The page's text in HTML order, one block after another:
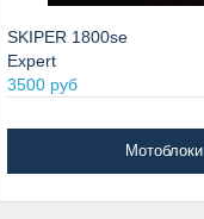
SKIPER 1800se
Expert
3500 руб
Мотоблоки